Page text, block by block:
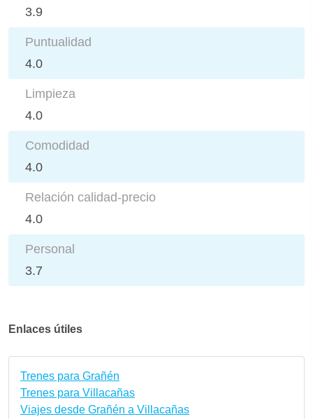
3.9
Puntualidad
4.0
Limpieza
4.0
Comodidad
4.0
Relación calidad-precio
4.0
Personal
3.7
Enlaces útiles
Trenes para Grañén
Trenes para Villacañas
Viajes desde Grañén a Villacañas